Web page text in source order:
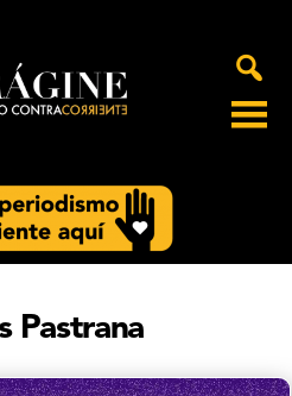
Pastrana